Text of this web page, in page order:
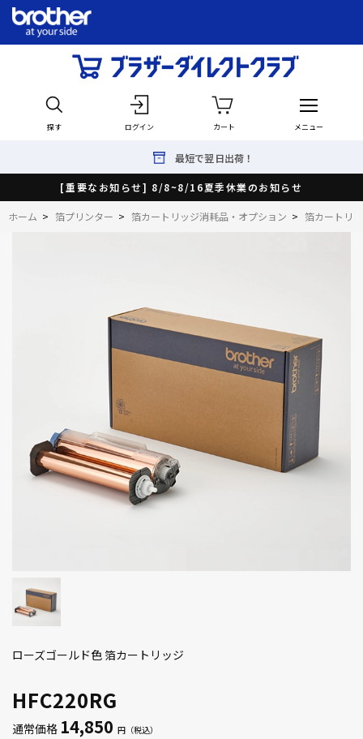
探す ログイン カート メニュー
最短で翌日出荷！
[重要なお知らせ] 8/8~8/16夏季休業のお知らせ
ホーム > 箔プリンター > 箔カートリッジ消耗品・オプション > 箔カートリ
HFC220RG
ローズゴールド色 箔カートリッジ
通常価格 14,850